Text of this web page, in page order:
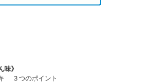
味》
３つのポイント